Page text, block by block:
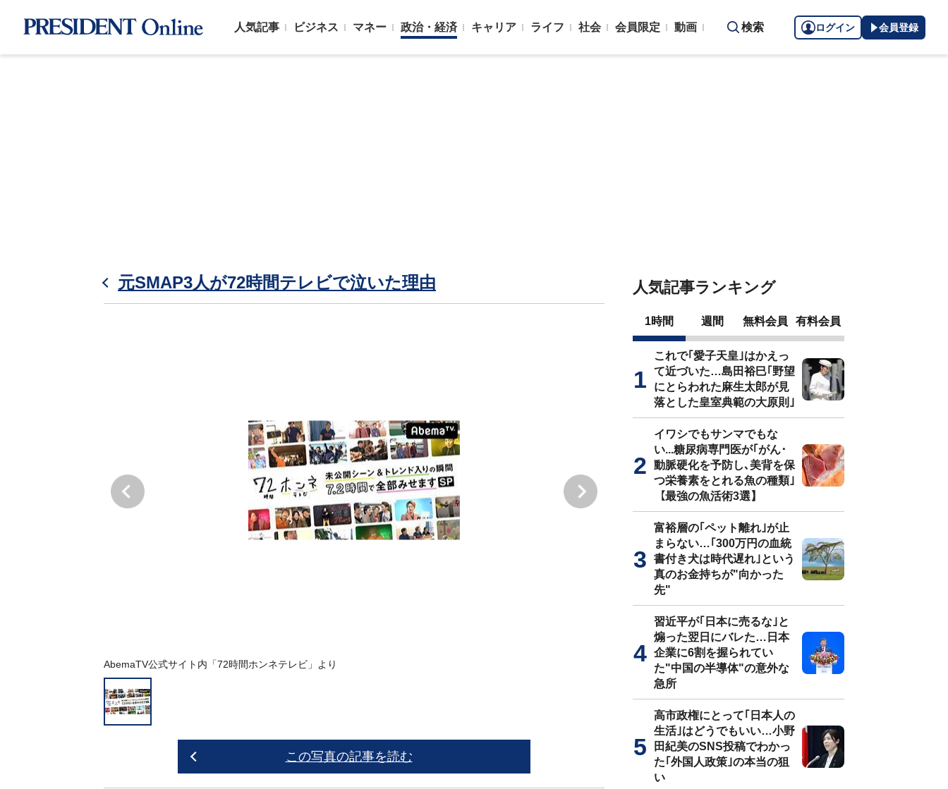
人気記事 ビジネス マネー 政治・経済 キャリア ライフ 社会 会員限定 動画 検索 ログイン 会員登録
元SMAP3人が72時間テレビで泣いた理由
AbemaTV公式サイト内「72時間ホンネテレビ」より
この写真の記事を読む
人気記事ランキング
1時間 週間 無料会員 有料会員
これで｢愛子天皇｣はかえっ
て近づいた…島田裕巳｢野望
にとらわれた麻生太郎が見
落とした皇室典範の大原則｣
イワシでもサンマでもな
い...糖尿病専門医が｢がん･
動脈硬化を予防し､美背を保
つ栄養素をとれる魚の種類｣
【最強の魚活術3選】
富裕層の｢ペット離れ｣が止
まらない…｢300万円の血統
書付き犬は時代遅れ｣という
真のお金持ちが"向かった
先"
習近平が｢日本に売るな｣と
煽った翌日にバレた…日本
企業に6割を握られてい
た"中国の半導体"の意外な
急所
高市政権にとって｢日本人の
生活｣はどうでもいい…小野
田紀美のSNS投稿でわかっ
た｢外国人政策｣の本当の狙
い